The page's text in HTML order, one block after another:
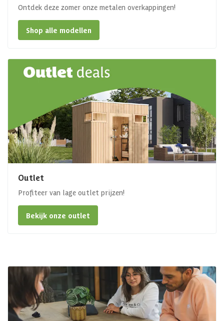
Ontdek deze zomer onze metalen overkappingen!
Shop alle modellen
Outlet
Profiteer van lage outlet prijzen!
Bekijk onze outlet